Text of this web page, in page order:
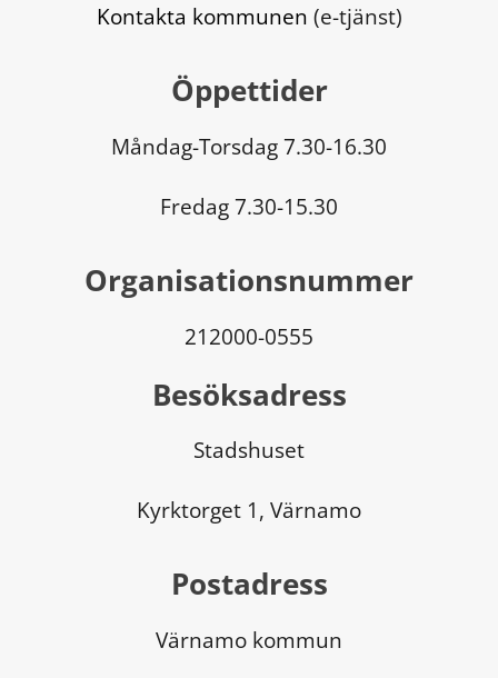
Kontakta kommunen (e-tjänst)
Öppettider
Måndag-Torsdag 7.30-16.30
Fredag 7.30-15.30
Organisationsnummer
212000-0555
Besöksadress
Stadshuset
Kyrktorget 1, Värnamo
Postadress
Värnamo kommun